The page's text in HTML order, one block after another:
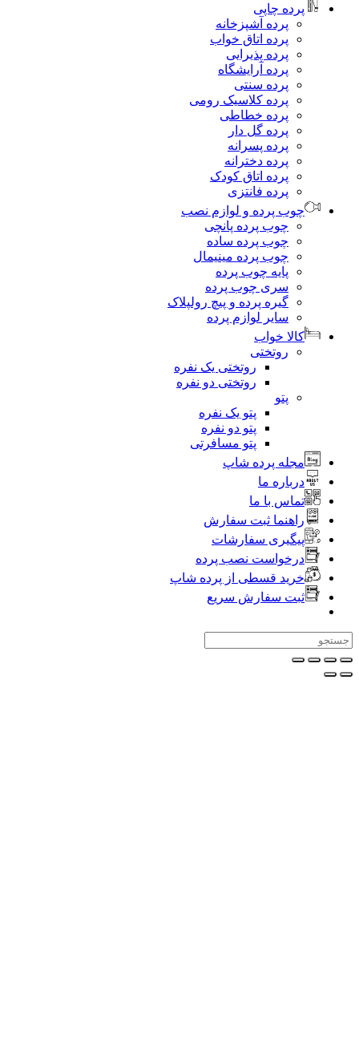
چاپی
پرده آشپزخانه
پرده اتاق خواب
پرده پذیرایی
پرده آرایشگاه
پرده سنتی
پرده کلاسیک رومی
پرده خطاطی
پرده گل دار
پرده پسرانه
پرده دخترانه
پرده اتاق کودک
پرده فانتزی
پرده و لوازم نصب
چوب پرده پانچی
چوب پرده ساده
چوب پرده مینیمال
پایه چوب پرده
سری چوب پرده
گیره پرده و پیچ رولپلاک
سایر لوازم پرده
خواب
روتختی یک نفره
روتختی دو نفره
پتو یک نفره
پتو دو نفره
پتو مسافرتی
پرده شاپ
ما
با ما
ثبت سفارش
سفارشات
نصب پرده
قسطی از پرده شاپ
سفارش سریع